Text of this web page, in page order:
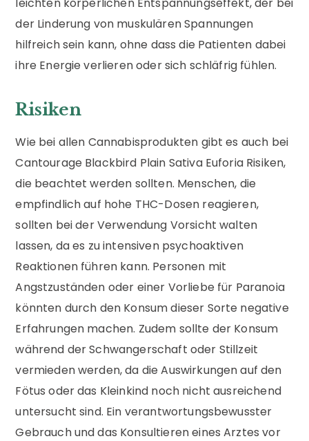
der Linderung von muskulären Spannungen
hilfreich sein kann, ohne dass die Patienten dabei
ihre Energie verlieren oder sich schläfrig fühlen.
Risiken
Wie bei allen Cannabisprodukten gibt es auch bei
Cantourage Blackbird Plain Sativa Euforia Risiken,
die beachtet werden sollten. Menschen, die
empfindlich auf hohe THC-Dosen reagieren,
sollten bei der Verwendung Vorsicht walten
lassen, da es zu intensiven psychoaktiven
Reaktionen führen kann. Personen mit
Angstzuständen oder einer Vorliebe für Paranoia
könnten durch den Konsum dieser Sorte negative
Erfahrungen machen. Zudem sollte der Konsum
während der Schwangerschaft oder Stillzeit
vermieden werden, da die Auswirkungen auf den
Fötus oder das Kleinkind noch nicht ausreichend
untersucht sind. Ein verantwortungsbewusster
Gebrauch und das Konsultieren eines Arztes vor